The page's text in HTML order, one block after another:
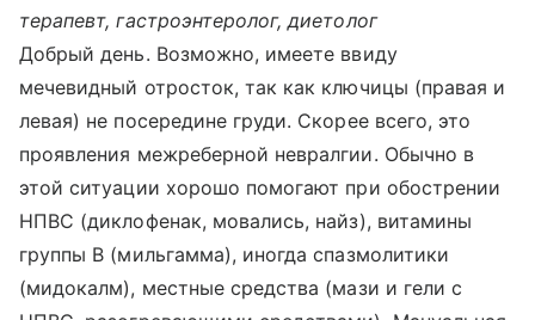
терапевт, гастроэнтеролог, диетолог
Добрый день. Возможно, имеете ввиду
мечевидный отросток, так как ключицы (правая и
левая) не посередине груди. Скорее всего, это
проявления межреберной невралгии. Обычно в
этой ситуации хорошо помогают при обострении
НПВС (диклофенак, мовались, найз), витамины
группы В (мильгамма), иногда спазмолитики
(мидокалм), местные средства (мази и гели с